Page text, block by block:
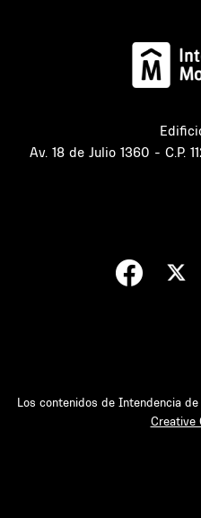
Av. 18 de Julio 1360 - C.P.
Los contenidos de Intendencia
Creative